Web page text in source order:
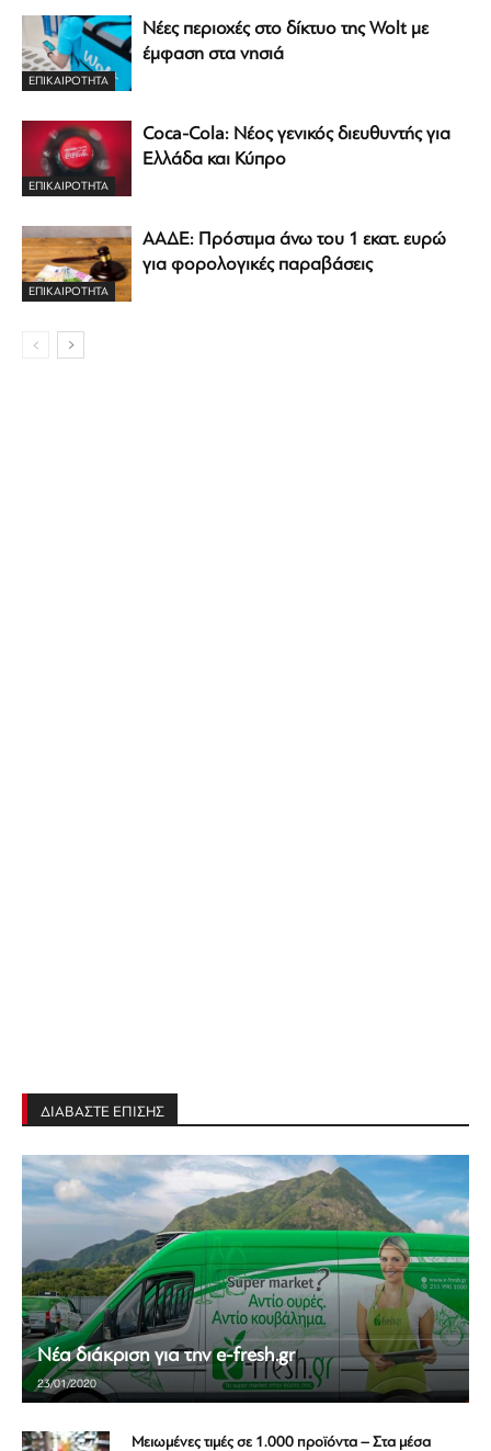
ΕΠΙΚΑΙΡΟΤΗΤΑ
Νέες περιοχές στο δίκτυο της Wolt με
έμφαση στα νησιά
ΕΠΙΚΑΙΡΟΤΗΤΑ
Coca-Cola: Νέος γενικός διευθυντής για
Ελλάδα και Κύπρο
ΕΠΙΚΑΙΡΟΤΗΤΑ
ΑΑΔΕ: Πρόστιμα άνω του 1 εκατ. ευρώ
για φορολογικές παραβάσεις
ΔΙΑΒΑΣΤΕ ΕΠΙΣΗΣ
Νέα διάκριση για την e-fresh.gr
23/01/2020
Μειωμένες τιμές σε 1.000 προϊόντα – Στα μέσα